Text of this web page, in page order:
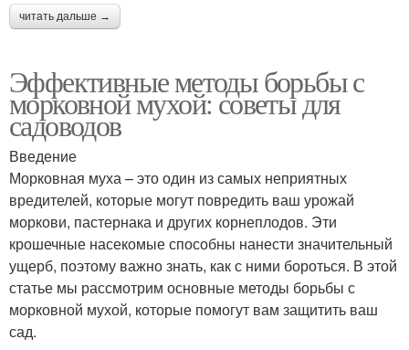
читать дальше →
Эффективные методы борьбы с
морковной мухой: советы для
садоводов
Введение
Морковная муха – это один из самых неприятных
вредителей, которые могут повредить ваш урожай
моркови, пастернака и других корнеплодов. Эти
крошечные насекомые способны нанести значительный
ущерб, поэтому важно знать, как с ними бороться. В этой
статье мы рассмотрим основные методы борьбы с
морковной мухой, которые помогут вам защитить ваш
сад.